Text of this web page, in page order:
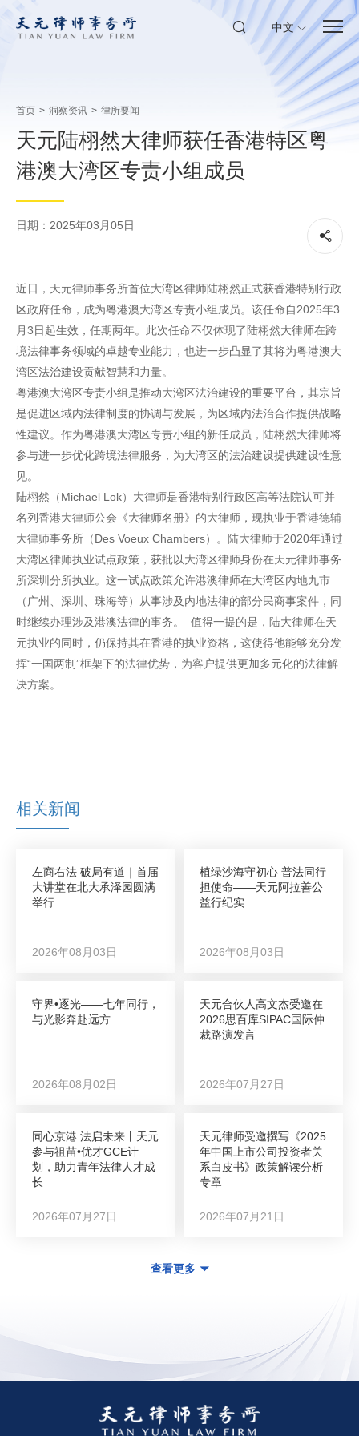
中文
首页 > 洞察资讯 > 律所要闻
天元陆栩然大律师获任香港特区粤
港澳大湾区专责小组成员
日期：2025年03月05日
近日，天元律师事务所首位大湾区律师陆栩然正式获香港特别行政
区政府任命，成为粤港澳大湾区专责小组成员。该任命自2025年3
月3日起生效，任期两年。此次任命不仅体现了陆栩然大律师在跨
境法律事务领域的卓越专业能力，也进一步凸显了其将为粤港澳大
湾区法治建设贡献智慧和力量。
粤港澳大湾区专责小组是推动大湾区法治建设的重要平台，其宗旨
是促进区域内法律制度的协调与发展，为区域内法治合作提供战略
性建议。作为粤港澳大湾区专责小组的新任成员，陆栩然大律师将
参与进一步优化跨境法律服务，为大湾区的法治建设提供建设性意
见。
陆栩然（Michael Lok）大律师是香港特别行政区高等法院认可并
名列香港大律师公会《大律师名册》的大律师，现执业于香港德辅
大律师事务所（Des Voeux Chambers）。陆大律师于2020年通过
大湾区律师执业试点政策，获批以大湾区律师身份在天元律师事务
所深圳分所执业。这一试点政策允许港澳律师在大湾区内地九市
（广州、深圳、珠海等）从事涉及内地法律的部分民商事案件，同
时继续办理涉及港澳法律的事务。 值得一提的是，陆大律师在天
元执业的同时，仍保持其在香港的执业资格，这使得他能够充分发
挥“一国两制”框架下的法律优势，为客户提供更加多元化的法律解
决方案。
相关新闻
左商右法 破局有道｜首届
大讲堂在北大承泽园圆满
举行
2026年08月03日
植绿沙海守初心 普法同行
担使命——天元阿拉善公
益行纪实
2026年08月03日
守界•逐光——七年同行，
与光影奔赴远方
2026年08月02日
天元合伙人高文杰受邀在
2026思百库SIPAC国际仲
裁路演发言
2026年07月27日
同心京港 法启未来丨天元
参与祖苗•优才GCE计
划，助力青年法律人才成
长
2026年07月27日
天元律师受邀撰写《2025
年中国上市公司投资者关
系白皮书》政策解读分析
专章
2026年07月21日
查看更多